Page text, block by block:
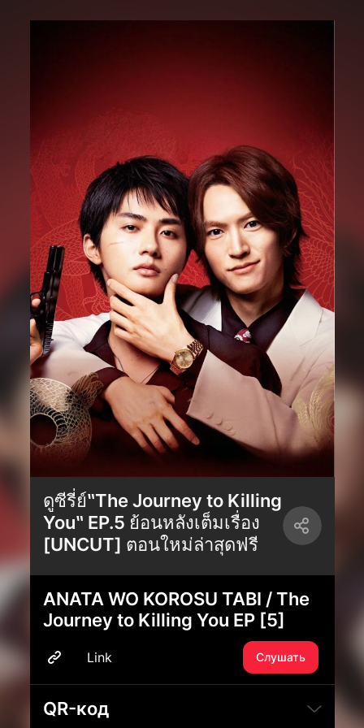
ดูซีรี่ย์‶The Journey to Killing
You‶ EP.5 ย้อนหลังเต็มเรื่อง
[UNCUT] ตอนใหม่ล่าสุดฟรี
ANATA WO KOROSU TABI / The
Journey to Killing You EP [5]
Link Слушать
QR-код